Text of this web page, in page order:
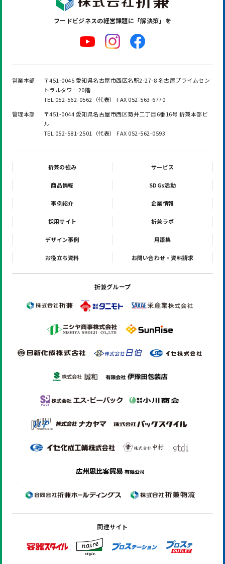
フードビジネスの経営課題に「解決策」を
営業本部
〒451-0045 愛知県名古屋市西区名駅2-27-8 名古屋プライムセン
トラルタワー20階
TEL 052-562-0562（代表） FAX 052-563-6770
管理本部
〒451-0044 愛知県名古屋市西区菊井二丁目6番16号 折兼本部ビ
ル
TEL 052-581-2501（代表） FAX 052-562-0593
折兼の強み サービス
商品情報 SDGs活動
事例紹介 企業情報
採用サイト 折兼ラボ
デザイン事例 用語集
お役立ち資料 お問い合わせ・資料請求
折兼グループ
関連サイト